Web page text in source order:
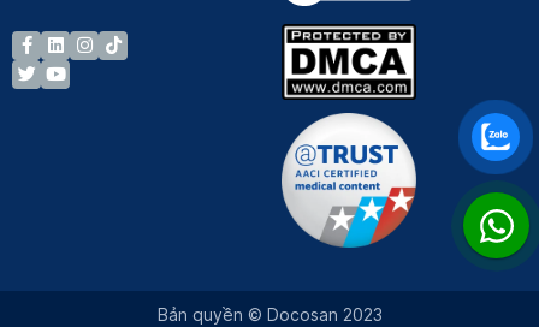
Bản quyền © Docosan 2023